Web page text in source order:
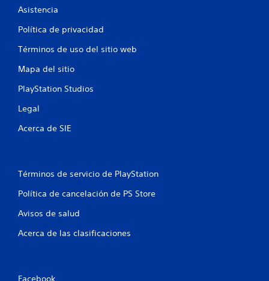
Asistencia
Política de privacidad
Términos de uso del sitio web
Mapa del sitio
PlayStation Studios
Legal
Acerca de SIE
Términos de servicio de PlayStation
Política de cancelación de PS Store
Avisos de salud
Acerca de las clasificaciones
Facebook